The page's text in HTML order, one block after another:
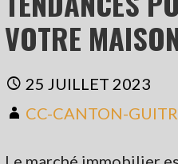
VOTRE
25 JUILLET 2023
CC-CANTON-